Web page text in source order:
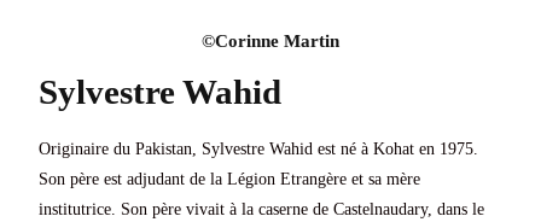
©Corinne Martin
Sylvestre Wahid
Originaire du Pakistan, Sylvestre Wahid est né à Kohat en 1975.
Son père est adjudant de la Légion Etrangère et sa mère
institutrice. Son père vivait à la caserne de Castelnaudary, dans le